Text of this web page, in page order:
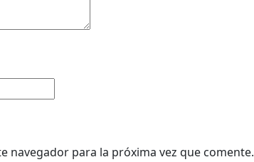
navegador para la próxima vez que comente.